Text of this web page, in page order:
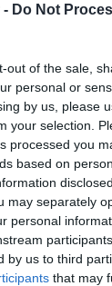
- Do Not
out of the sale,
personal or
by us, please
your selection.
processed you
based on
may separately
personal
by us to third
that may
20:04
στο
–